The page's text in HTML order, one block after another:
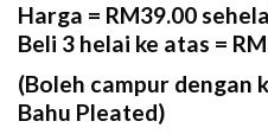
Harga = RM39.00
Beli 3 helai ke atas =
(Boleh campur dengan
Bahu Pleated)